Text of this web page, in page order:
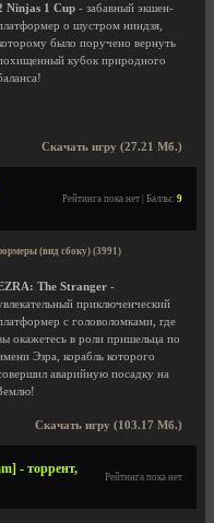
Ninjas 1 Cup - забавный экшен-
о шустром ниндзя,
было поручено вернуть
кубок природного
Скачать игру (27.21 Мб.)
Рейтинга пока нет | Баллы: 9
(вид сбоку) (3991)
The Stranger -
приключенческий
с головоломками, где
окажетесь в роли пришельца по
Эзра, корабль которого
аварийную посадку на
Скачать игру (103.17 Мб.)
- торрент,
Рейтинга пока нет